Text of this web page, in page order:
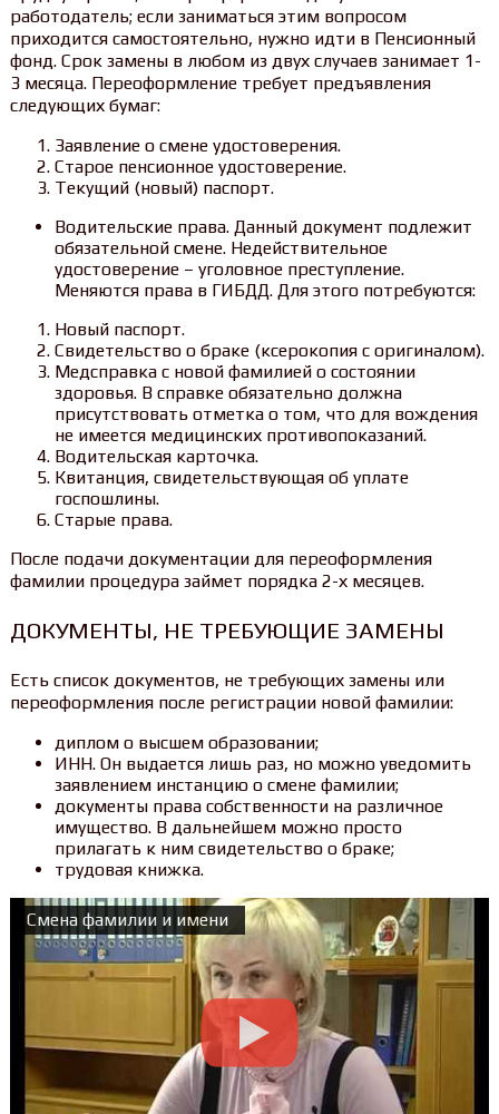
работодатель; если заниматься этим вопросом
приходится самостоятельно, нужно идти в Пенсионный
фонд. Срок замены в любом из двух случаев занимает 1-
3 месяца. Переоформление требует предъявления
следующих бумаг:
Заявление о смене удостоверения.
Старое пенсионное удостоверение.
Текущий (новый) паспорт.
Водительские права. Данный документ подлежит
обязательной смене. Недействительное
удостоверение – уголовное преступление.
Меняются права в ГИБДД. Для этого потребуются:
Новый паспорт.
Свидетельство о браке (ксерокопия с оригиналом).
Медсправка с новой фамилией о состоянии
здоровья. В справке обязательно должна
присутствовать отметка о том, что для вождения
не имеется медицинских противопоказаний.
Водительская карточка.
Квитанция, свидетельствующая об уплате
госпошлины.
Старые права.
После подачи документации для переоформления
фамилии процедура займет порядка 2-х месяцев.
ДОКУМЕНТЫ, НЕ ТРЕБУЮЩИЕ ЗАМЕНЫ
Есть список документов, не требующих замены или
переоформления после регистрации новой фамилии:
диплом о высшем образовании;
ИНН. Он выдается лишь раз, но можно уведомить
заявлением инстанцию о смене фамилии;
документы права собственности на различное
имущество. В дальнейшем можно просто
прилагать к ним свидетельство о браке;
трудовая книжка.
Смена фамилии и имени